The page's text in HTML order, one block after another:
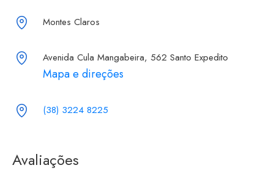
Montes Claros
Avenida Cula Mangabeira, 562 Santo Expedito
Mapa e direções
(38) 3224 8225
Avaliações